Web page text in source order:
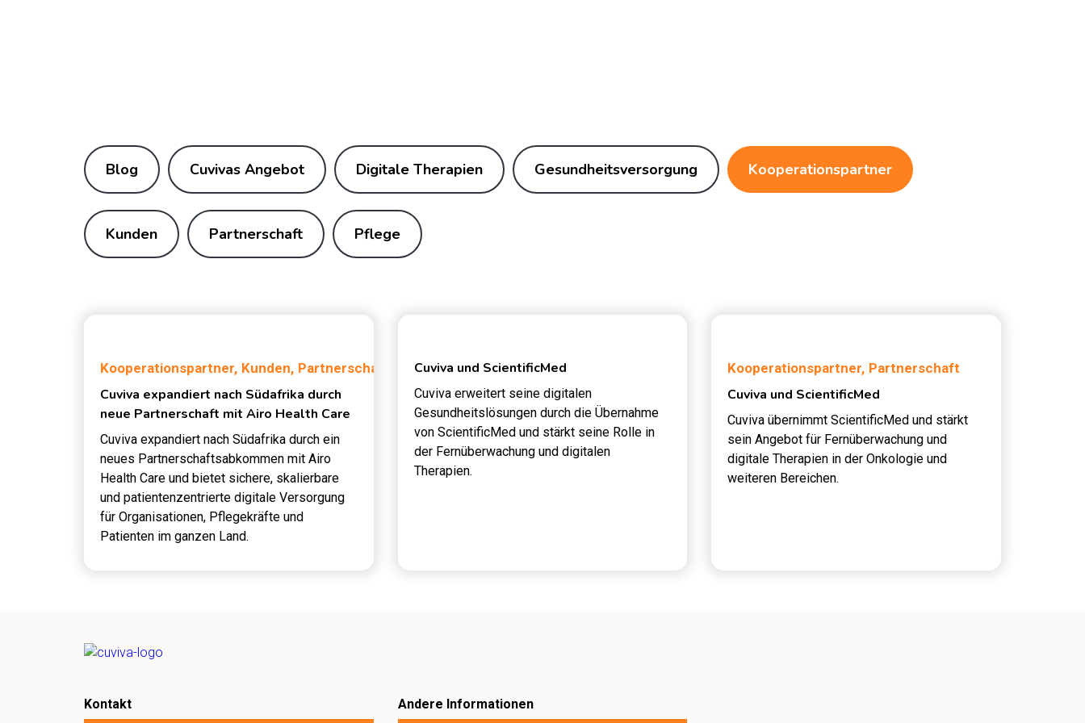
Blog Cuvivas Angebot Digitale Therapien Gesundheitsversorgung Kooperationspartner
Kunden Partnerschaft Pflege
Kooperationspartner, Kunden, Partnerschaft, Pflege
Cuviva expandiert nach Südafrika durch
neue Partnerschaft mit Airo Health Care
Cuviva expandiert nach Südafrika durch ein
neues Partnerschaftsabkommen mit Airo
Health Care und bietet sichere, skalierbare
und patientenzentrierte digitale Versorgung
für Organisationen, Pflegekräfte und
Patienten im ganzen Land.
Cuviva und ScientificMed
Cuviva erweitert seine digitalen
Gesundheitslösungen durch die Übernahme
von ScientificMed und stärkt seine Rolle in
der Fernüberwachung und digitalen
Therapien.
Kooperationspartner, Partnerschaft
Cuviva und ScientificMed
Cuviva übernimmt ScientificMed und stärkt
sein Angebot für Fernüberwachung und
digitale Therapien in der Onkologie und
weiteren Bereichen.
Kontakt Andere Informationen